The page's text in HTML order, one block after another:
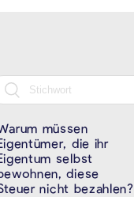
müssen
die ihr
selbst
diese
nicht bezahlen?